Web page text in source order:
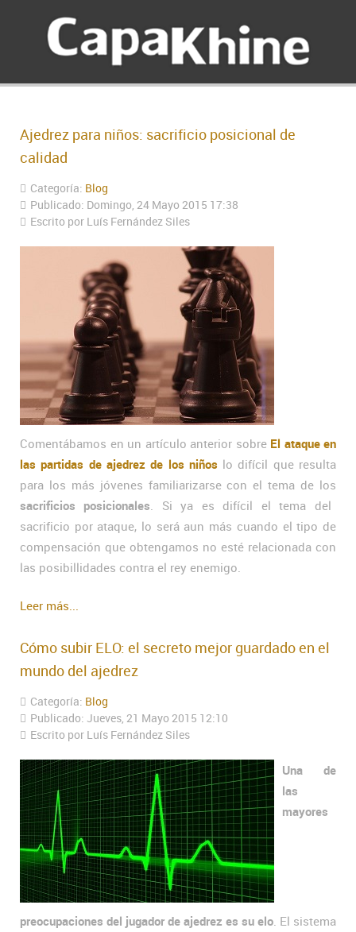
Ajedrez para niños: sacrificio posicional de
calidad
Categoría: Blog
Publicado: Domingo, 24 Mayo 2015 17:38
Escrito por Luís Fernández Siles
Comentábamos en un artículo anterior sobre El ataque en
las partidas de ajedrez de los niñoslo difícil que resulta
para los más jóvenes familiarizarse con el tema de los
sacrificios posicionales . Si ya es difícil el tema del
sacrificio por ataque, lo será aun más cuando el tipo de
compensación que obtengamos no esté relacionada con
las posibillidades contra el rey enemigo.
Leer más...
Cómo subir ELO: el secreto mejor guardado en el
mundo del ajedrez
Categoría: Blog
Publicado: Jueves, 21 Mayo 2015 12:10
Escrito por Luís Fernández Siles
Una de
las
mayores
preocupaciones del jugador de ajedrez es su elo . El sistema